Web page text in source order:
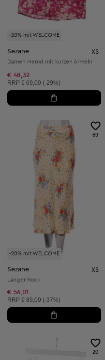
-20% mit WELCOME
Sezane XS
Damen Hemd mit kurzen Ärmeln
€ 48,32
Unverbindliche Preisempfehlung:
RRP € 69,00 (-29%)
-20% mit WELCOME
69
Sezane XS
Langer Rock
€ 56,01
Unverbindliche Preisempfehlung:
RRP € 89,00 (-37%)
20